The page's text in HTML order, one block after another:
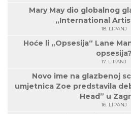
Mary May dio globalnog
„International
18. LIPANJ
Hoće li „Opsesija“ Lane
opsesija?
17. LIPANJ
Novo ime na glazbenoj
umjetnica Zoe predstavila
Head” u
16. LIPANJ